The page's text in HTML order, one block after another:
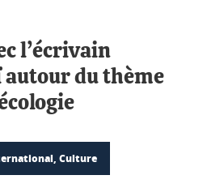
l’écrivain
autour du thème
Culture